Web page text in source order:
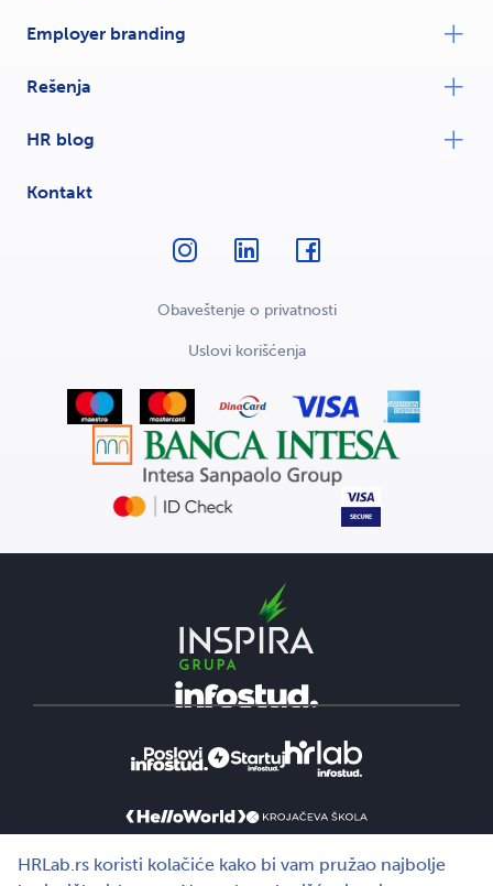
Employer branding
Rešenja
HR blog
Kontakt
Obaveštenje o privatnosti
Uslovi korišćenja
HRLab.rs koristi kolačiće kako bi vam pružao najbolje